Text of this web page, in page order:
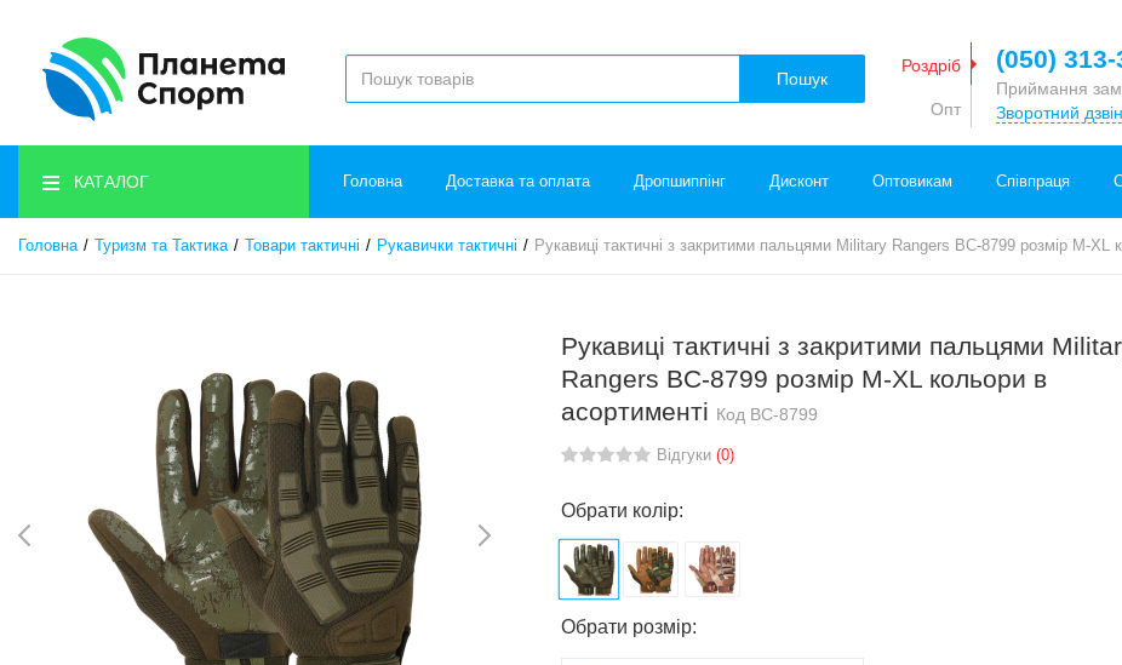
Пошук
Роздріб
Опт
(050) 313-
Приймання
Зворотний
КАТАЛОГ Головна Доставка та оплата Дропшиппінг Дисконт Оптовикам Співпраця
Головна Туризм та Тактика Товари тактичні Рукавички тактичні Рукавиці тактичні з закритими пальцями Military Rangers BC-8799 розмір M-XL
Рукавиці тактичні з закритими пальцями
Rangers BC-8799 розмір M-XL кольори в
асортименті Код BC-8799
Відгуки (0)
Обрати колір:
Обрати розмір: